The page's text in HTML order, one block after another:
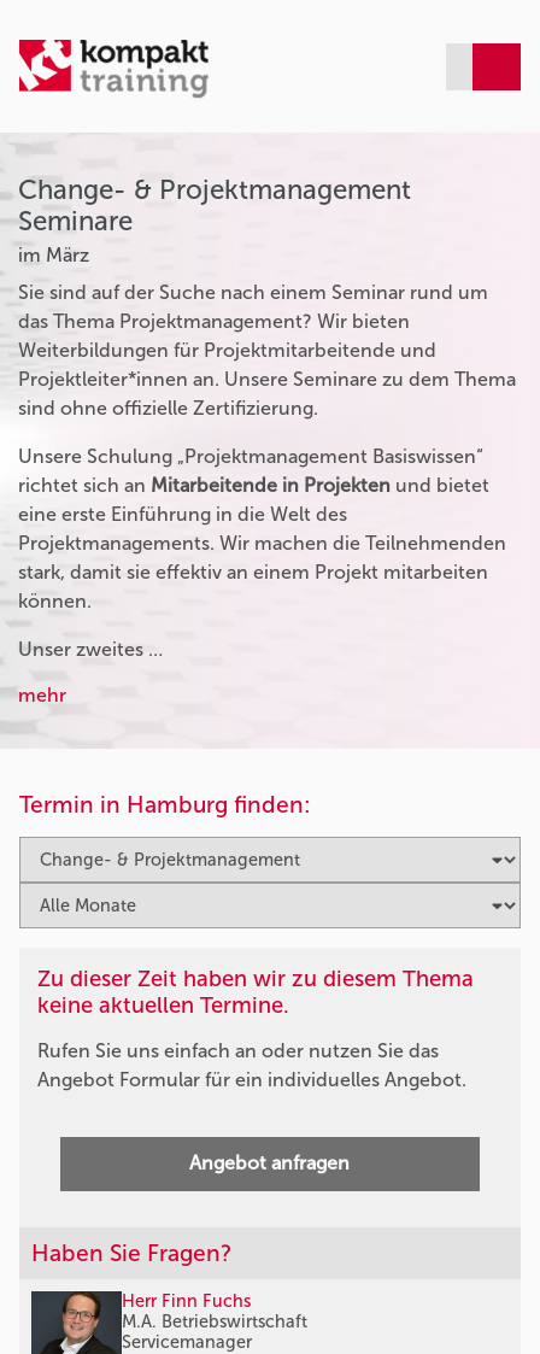
Change- & Projektmanagement
Seminare
im März
Sie sind auf der Suche nach einem Seminar rund um
das Thema Projektmanagement? Wir bieten
Weiterbildungen für Projektmitarbeitende und
Projektleiter*innen an. Unsere Seminare zu dem Thema
sind ohne offizielle Zertifizierung.
Unsere Schulung „Projektmanagement Basiswissen“
richtet sich an Mitarbeitende in Projekten und bietet
eine erste Einführung in die Welt des
Projektmanagements. Wir machen die Teilnehmenden
stark, damit sie effektiv an einem Projekt mitarbeiten
können.
Unser zweites …
mehr
Termin in Hamburg finden:
Zu dieser Zeit haben wir zu diesem Thema
keine aktuellen Termine.
Rufen Sie uns einfach an oder nutzen Sie das
Angebot Formular für ein individuelles Angebot.
Angebot anfragen
Haben Sie Fragen?
Herr Finn Fuchs
M.A. Betriebswirtschaft
Servicemanager